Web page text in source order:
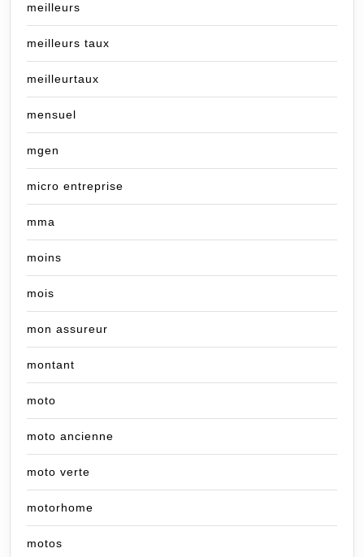
meilleurs
meilleurs taux
meilleurtaux
mensuel
mgen
micro entreprise
mma
moins
mois
mon assureur
montant
moto
moto ancienne
moto verte
motorhome
motos